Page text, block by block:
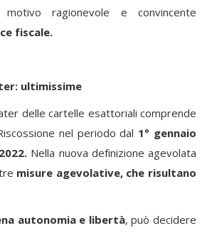
ragionevole e convincente
fiscale.
ultimissime
delle cartelle esattoriali comprende
nel periodo dal 1° gennaio
Nella nuova definizione agevolata
misure agevolative, che risultano
autonomia e libertà, può decidere